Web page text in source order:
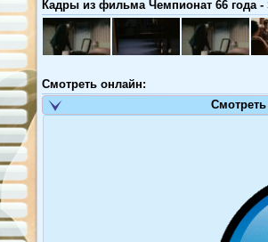
Кадры из фильма Чемпионат 66 года -
Смотреть онлайн: